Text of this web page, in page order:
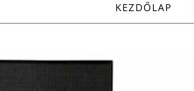
KEZDŐLAP